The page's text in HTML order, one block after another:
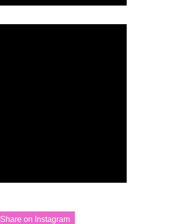
Share on Instagram